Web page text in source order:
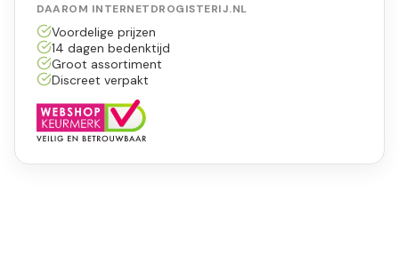
DAAROM INTERNETDROGISTERIJ.NL
Voordelige prijzen
14 dagen bedenktijd
Groot assortiment
Discreet verpakt